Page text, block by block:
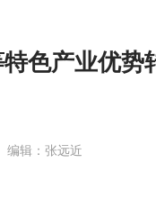
色产业优
编辑：张远近